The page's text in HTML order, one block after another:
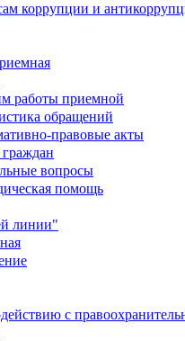
коррупции и
работы приемной
обращений
правовые акты
вопросы
помощь
линии"
с